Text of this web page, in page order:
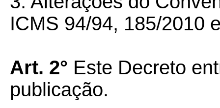
ICMS 94/94, 185/2010
Art. 2° Este Decreto
publicação.